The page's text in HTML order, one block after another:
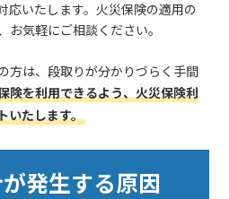
応いたします。火災保険の適用の
気軽にご相談ください。
方は、段取りが分かりづらく手間
険を利用できるよう、火災保険利
いたします。
発生する原因